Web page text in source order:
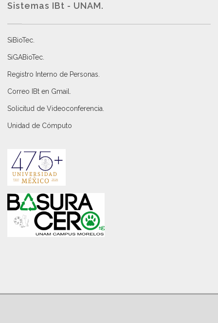
Sistemas IBt - UNAM.
SiBioTec
SiGABioTec.
Registro Interno de Personas
Correo IBt en Gmail
Solicitud de Videoconferencia.
Unidad de Cómputo